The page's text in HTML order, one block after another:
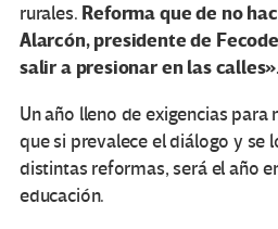
rurales. Reforma que de no
Alarcón, presidente de
salir a presionar en las calles».
Un año lleno de exigencias para
que si prevalece el diálogo y se
distintas reformas, será el año
educación.